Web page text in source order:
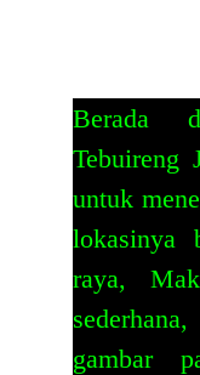
Berada
Tebuireng
untuk
lokasinya
raya,
gambar